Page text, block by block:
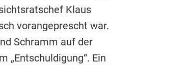
Klaus
vorangeprescht war.
Schramm auf der
„Entschuldigung“. Ein